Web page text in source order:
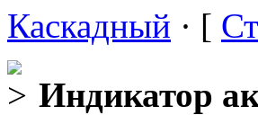
Каскадный · [
Индикатор